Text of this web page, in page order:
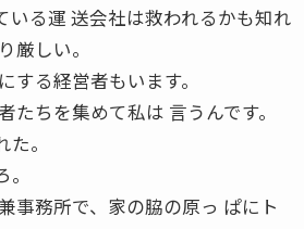
いる運 送会社は救われるかも知れ
厳しい。
する経営者もいます。
たちを集めて私は 言うんです。
。
事務所で、家の脇の原っ ぱにト